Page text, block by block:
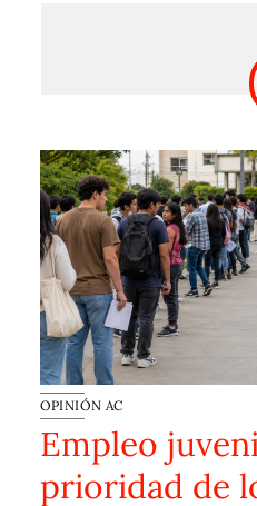
OPINIÓN AC
Empleo
prioridad de